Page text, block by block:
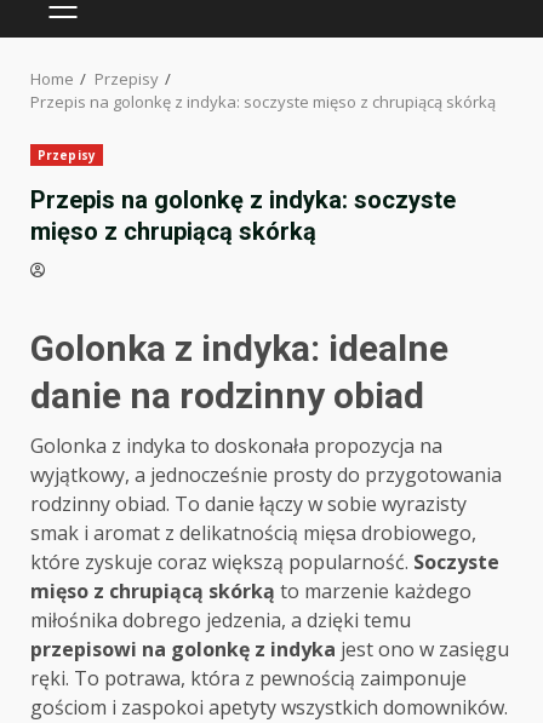
PRIMARY
Home
Przepisy
Przepis na golonkę z indyka: soczyste mięso z chrupiącą skórką
Przepisy
Przepis na golonkę z indyka: soczyste
mięso z chrupiącą skórką
Golonka z indyka: idealne
danie na rodzinny obiad
Golonka z indyka to doskonała propozycja na
wyjątkowy, a jednocześnie prosty do przygotowania
rodzinny obiad. To danie łączy w sobie wyrazisty
smak i aromat z delikatnością mięsa drobiowego,
które zyskuje coraz większą popularność. Soczyste
mięso z chrupiącą skórką to marzenie każdego
miłośnika dobrego jedzenia, a dzięki temu
przepisowi na golonkę z indyka jest ono w zasięgu
ręki. To potrawa, która z pewnością zaimponuje
gościom i zaspokoi apetyty wszystkich domowników.